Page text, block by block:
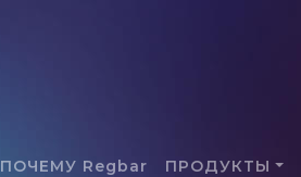
ПОЧЕМУ Regbar ПРОДУКТЫ